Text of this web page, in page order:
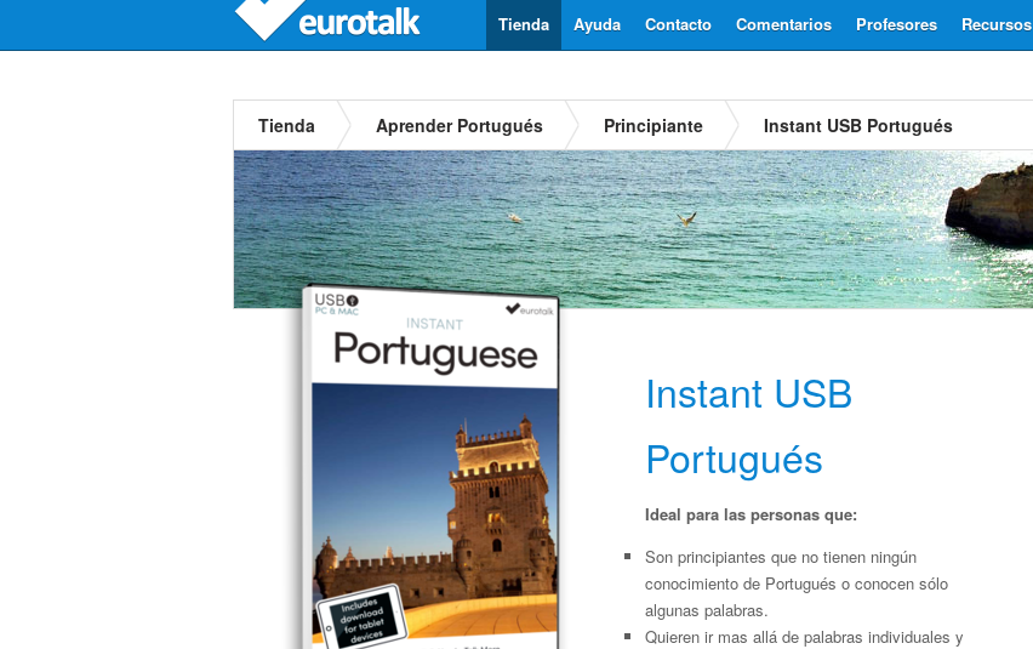
Recursos
Profesores
Comentarios
Contacto
Ayuda
Tienda
Tienda Aprender Portugués Principiante Instant USB Portugués
Instant USB
Portugués
Ideal para las personas que:
Son principiantes que no tienen ningún
conocimiento de Portugués o conocen sólo
algunas palabras.
Quieren ir mas allá de palabras individuales y